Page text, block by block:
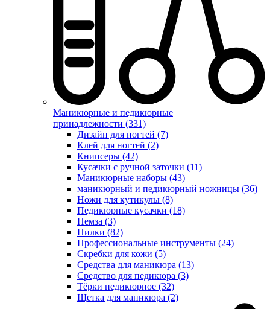
Маникюрные и педикюрные
принадлежности (331)
Дизайн для ногтей (7)
Клей для ногтей (2)
Книпсеры (42)
Кусачки с ручной заточки (11)
Маникюрные наборы (43)
маникюрный и педикюрный ножницы (36)
Ножи для кутикулы (8)
Педикюрные кусачки (18)
Пемза (3)
Пилки (82)
Профессиональные инструменты (24)
Скребки для кожи (5)
Средства для маникюра (13)
Средство для педикюра (3)
Тёрки педикюрное (32)
Щетка для маникюра (2)